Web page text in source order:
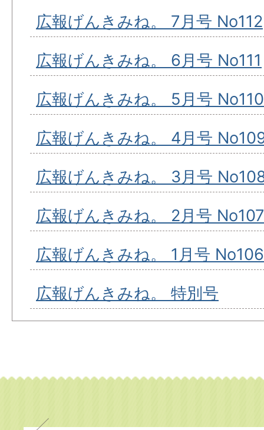
広報げんきみね。 7月号 No112
広報げんきみね。 6月号 No111
広報げんきみね。 5月号 No110
広報げんきみね。 4月号
広報げんきみね。 3月号
広報げんきみね。 2月号 No107
広報げんきみね。 1月号 No106
広報げんきみね。 特別号